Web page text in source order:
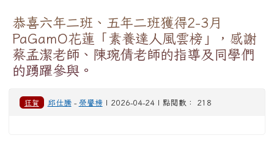
恭喜六年二班、五年二班獲得2-3月
PaGamO花蓮「素養達人風雲榜」，感謝
蔡孟潔老師、陳琬倩老師的指導及同學們
的踴躍參與。
狂賀 邱仕騰- 榮譽榜| 2026-04-24 | 點閱數： 218